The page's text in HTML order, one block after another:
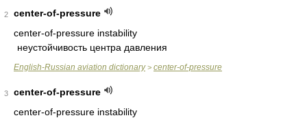
2
center-of-pressure
center-of-pressure instability
неустойчивость центра давления
English-Russian aviation dictionary> center-of-pressure
3
center-of-pressure
center-of-pressure instability